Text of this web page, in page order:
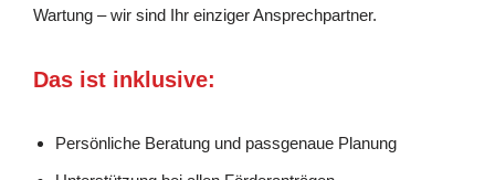
Wartung – wir sind Ihr einziger Ansprechpartner.
Das ist inklusive:
Persönliche Beratung und passgenaue Planung